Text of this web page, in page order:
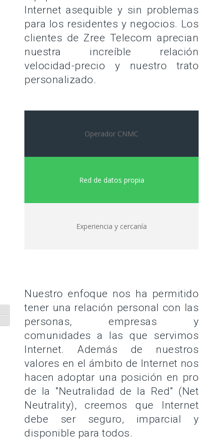
Alternar alto contraste
Alternar tamaño de letra
Internet asequible y sin problemas
para los residentes y negocios. Los
clientes de Zree Telecom aprecian
nuestra increíble relación
velocidad-precio y nuestro trato
personalizado.
Operador CNMC
Red de datos propia
Experiencia y cercanía
Nuestro enfoque nos ha permitido
tener una relación personal con las
personas, empresas y
comunidades a las que servimos
Internet. Además de nuestros
valores en el ámbito de Internet nos
hacen adoptar una posición en pro
de la "Neutralidad de la Red" (Net
Neutrality), creemos que Internet
debe ser seguro, imparcial y
disponible para todos.